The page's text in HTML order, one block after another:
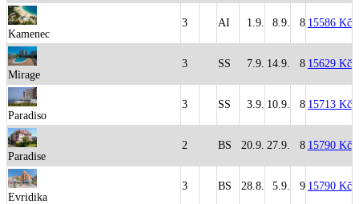
Kamenec
3 AI 1.9. 8.9. 8 15586 Kč
Mirage
3 SS 7.9. 14.9. 8 15629 Kč
Paradiso
3 SS 3.9. 10.9. 8 15713 Kč
Paradise
2 BS 20.9. 27.9. 8 15790 Kč
Evridika
3 BS 28.8. 5.9. 9 15790 Kč